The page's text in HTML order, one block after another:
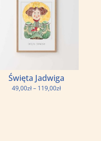
Święta Jadwiga
49,00zł– 119,00złZakres